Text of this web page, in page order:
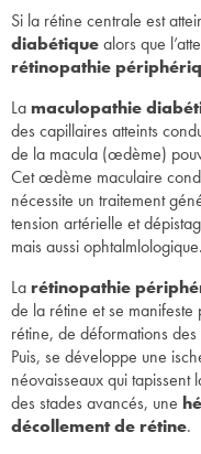
Si la rétine centrale est
diabétiquealors que
rétinopathie
Lamaculopathie
des capillaires atteints
de la macula (œdème)
Cet œdème maculaire
nécessite un traitement
tension artérielle et
mais aussi ophtalmlologique.
Larétinopathie
de la rétine et se manifeste
rétine, de déformations
Puis, se développe une
néovaisseaux qui
des stades avancés, une
décollement de rétine.